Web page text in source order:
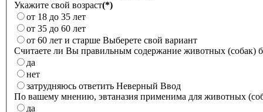
Укажите свой возраст(*)
от 18 до 35 лет
от 35 до 60 лет
от 60 лет и старше Выберете свой вариант
Считаете ли Вы правильным содержание животных (собак)
да
нет
затрудняюсь ответить Неверный Ввод
По вашему мнению, эвтаназия применима для животных
да